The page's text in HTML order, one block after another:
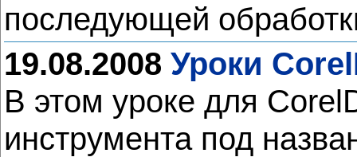
последующей
19.08.2008 Уроки
В этом уроке для
инструмента под